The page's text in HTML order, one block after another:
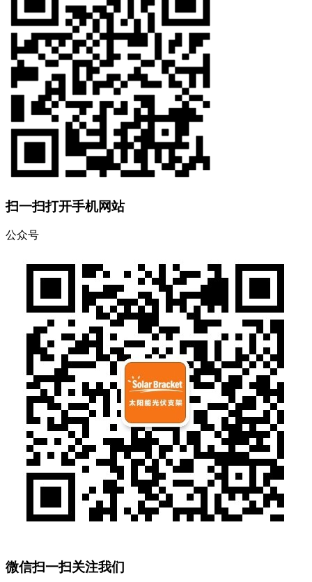
扫一扫打开手机网站
公众号
微信扫一扫关注我们